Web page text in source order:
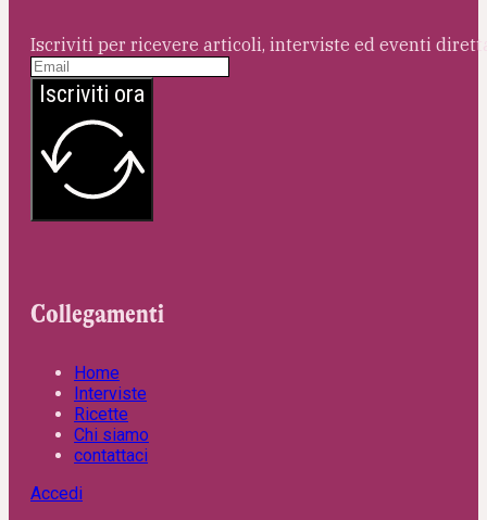
Iscriviti per ricevere articoli, interviste ed eventi
Iscriviti ora
Collegamenti
Home
Interviste
Ricette
Chi siamo
contattaci
Accedi